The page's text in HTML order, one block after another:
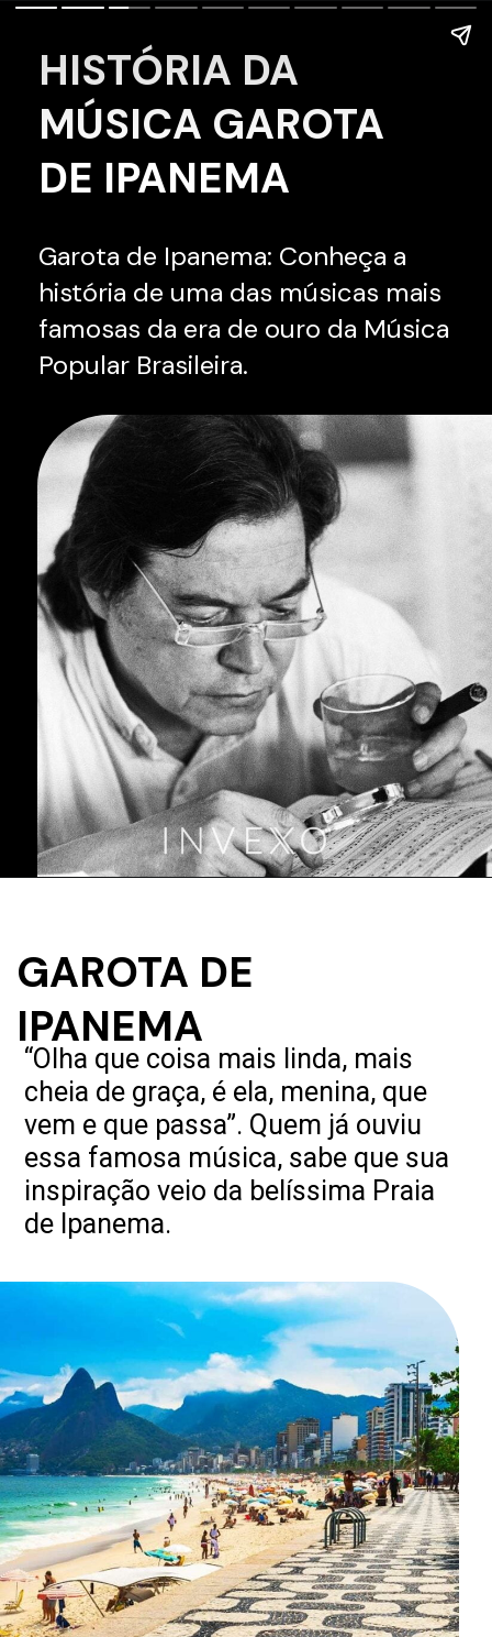
HISTÓRIA DA
MÚSICA GAROTA
DE IPANEMA
Garota de Ipanema: Conheça a
história de uma das músicas mais
famosas da era de ouro da Música
Popular Brasileira.
GAROTA DE
IPANEMA
“Olha que coisa mais linda, mais
cheia de graça, é ela, menina, que
vem e que passa”. Quem já ouviu
essa famosa música, sabe que sua
inspiração veio da belíssima Praia
de Ipanema.